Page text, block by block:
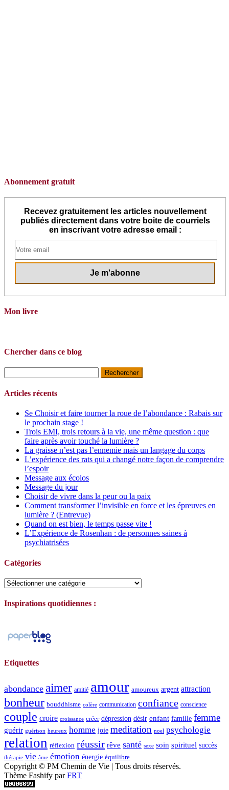
Abonnement gratuit
Recevez gratuitement les articles nouvellement
publiés directement dans votre boite de courriels
en inscrivant votre adresse email :
Mon livre
Chercher dans ce blog
Articles récents
Se Choisir et faire tourner la roue de l’abondance : Rabais sur
le prochain stage !
Trois EMI, trois retours à la vie, une même question : que
faire après avoir touché la lumière ?
La graisse n’est pas l’ennemie mais un langage du corps
L’expérience des rats qui a changé notre façon de comprendre
l’espoir
Message aux écolos
Message du jour
Choisir de vivre dans la peur ou la paix
Comment transformer l’invisible en force et les épreuves en
lumière ? (Entrevue)
Quand on est bien, le temps passe vite !
L’Expérience de Rosenhan : de personnes saines à
psychiatrisées
Catégories
Catégories
Inspirations quotidiennes :
Etiquettes
abondance aimer amitié amour amoureux argent attraction
bonheur bouddhisme colère communication confiance conscience
couple croire croissance créer dépression désir enfant famille femme
guérir guérison heureux homme joie meditation noel psychologie
relation réflexion réussir rêve santé sexe soin spirituel succès
thérapie vie âme émotion énergie équilibre
Copyright © PM Chemin de Vie | Tous droits réservés.
Thème Fashify parFRT